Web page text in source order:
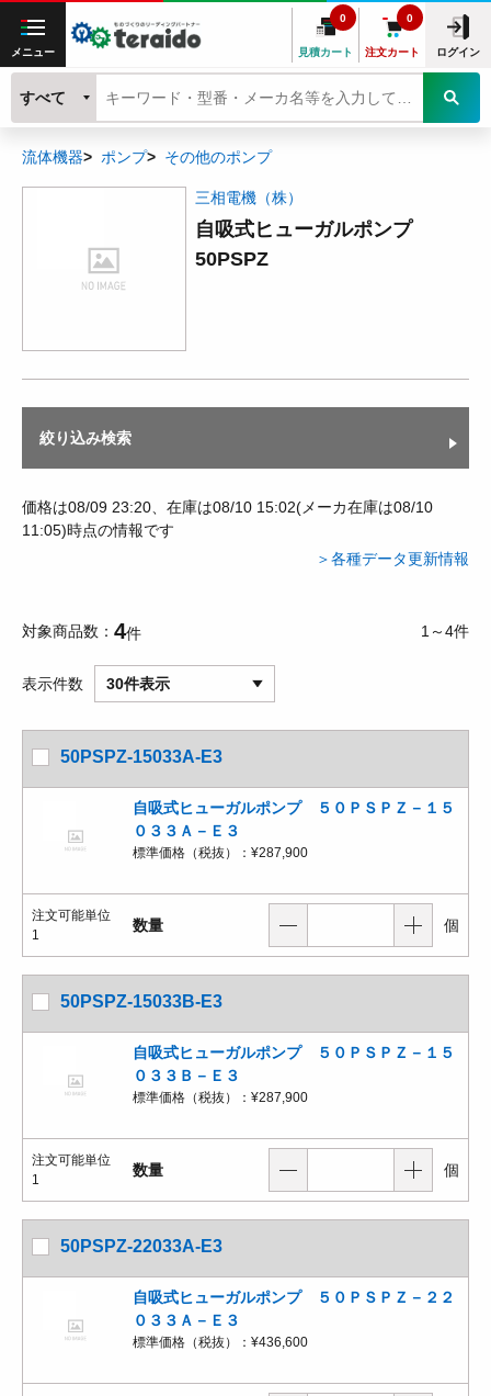
メニュー 見積カート
0
注文カート
0
ログイン
すべて
流体機器 ポンプ その他のポンプ
三相電機（株）
自吸式ヒューガルポンプ
50PSPZ
絞り込み検索
価格は08/09 23:20、在庫は08/10 15:02(メーカ在庫は08/10
11:05)時点の情報です
＞各種データ更新情報
対象商品数 4件 1～4件
表示件数 30件表示
50PSPZ-15033A-E3
自吸式ヒューガルポンプ ５０ＰＳＰＺ－１５
０３３Ａ－Ｅ３
標準価格（税抜）： ¥287,900
注文可能単位
1
数量 個
50PSPZ-15033B-E3
自吸式ヒューガルポンプ ５０ＰＳＰＺ－１５
０３３Ｂ－Ｅ３
標準価格（税抜）： ¥287,900
注文可能単位
1
数量 個
50PSPZ-22033A-E3
自吸式ヒューガルポンプ ５０ＰＳＰＺ－２２
０３３Ａ－Ｅ３
標準価格（税抜）： ¥436,600